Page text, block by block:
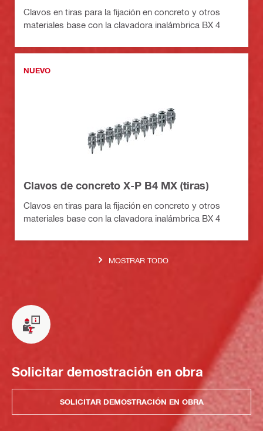
Clavos en tiras para la fijación en concreto y otros
materiales base con la clavadora inalámbrica BX 4
NUEVO
Clavos de concreto X-P B4 MX (tiras)
Clavos en tiras para la fijación en concreto y otros
materiales base con la clavadora inalámbrica BX 4
MOSTRAR TODO
Solicitar demostración en obra
SOLICITAR DEMOSTRACIÓN EN OBRA